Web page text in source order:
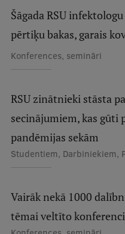
Vēsture un tradīcijas
Identitāte
RSU fonds
Muzeji un
Ģerbonis
Projekti
Virtuālā tūre
Ilgtspējīga attīstība
Šāgada RSU
pērtiķu bakas, garais
Konferences, semināri
RSU zinātnieki stāsta
secinājumiem, kas gūti
pandēmijas sekām
Studentiem, Darbiniekiem,
Vairāk nekā 1000
tēmai veltīto konferenci